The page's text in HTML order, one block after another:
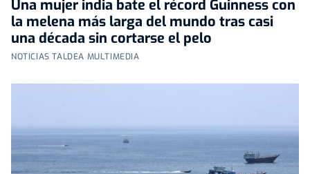
Una mujer india bate el récord Guinness con
la melena más larga del mundo tras casi
una década sin cortarse el pelo
NOTICIAS TALDEA MULTIMEDIA